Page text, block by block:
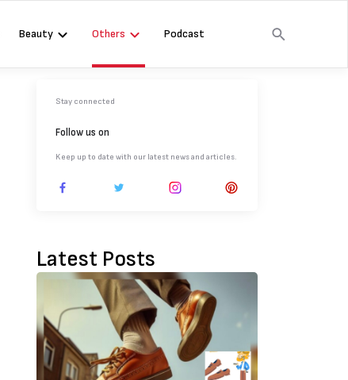
Beauty Others Podcast
Stay connected
Follow us on
Keep up to date with our latest news and articles.
Latest Posts